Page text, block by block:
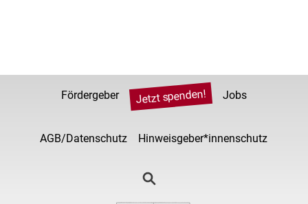
Fördergeber Jetzt spenden! Jobs
AGB/Datenschutz Hinweisgeber*innenschutz